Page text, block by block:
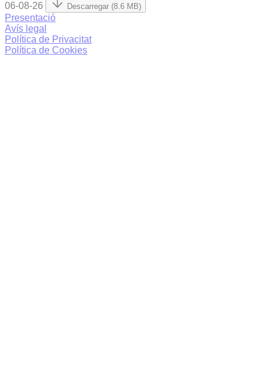
06-08-26 Descarregar (8.6 MB)
Presentació
Avís legal
Política de Privacitat
Política de Cookies